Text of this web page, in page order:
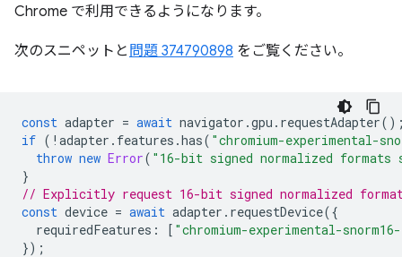
Chrome で利用できるようになります。
次のスニペットと 問題 374790898 をご覧ください。
const adapter = await navigator .gpu . requestAdapter
if ( ! adapter . features .has( "chromium-experimental-
throw new Error( "16-bit signed normalized
}
// Explicitly request 16-bit signed normalized
const device = await adapter . requestDevice({
requiredFeatures : [ "chromium-experimental-
});